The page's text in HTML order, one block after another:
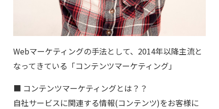
Webマーケティングの手法として、2014年以降主流と
なってきている「コンテンツマーケティング」
■ コンテンツマーケティングとは？？
自社サービスに関連する情報(コンテンツ)をお客様に